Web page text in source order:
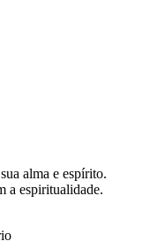
alma e espírito.
a espiritualidade.